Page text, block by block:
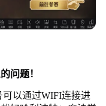
问题！
以通过WIFI连接进